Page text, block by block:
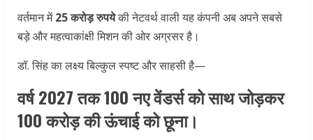
वर्तमान में25 करोड़ रुपयेकी नेटवर्थ वाली यह कंपनी अब अपने सबसे
बड़े और महत्वाकांक्षी मिशन की ओर अग्रसर है।
डॉ. सिंह का लक्ष्य बिल्कुल स्पष्ट और साहसी है—
वर्ष 2027 तक 100 नए वेंडर्स को साथ जोड़कर
100 करोड़ की ऊंचाई को छूना।